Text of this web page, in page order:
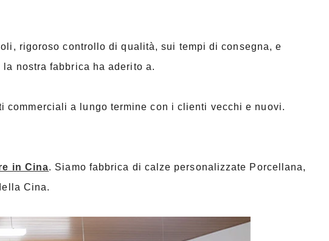
rigoroso controllo di qualità, sui tempi di consegna, e
nostra fabbrica ha aderito a.
commerciali a lungo termine con i clienti vecchi e nuovi.
in Cina. Siamo fabbrica di calze personalizzate Porcellana,
Cina.